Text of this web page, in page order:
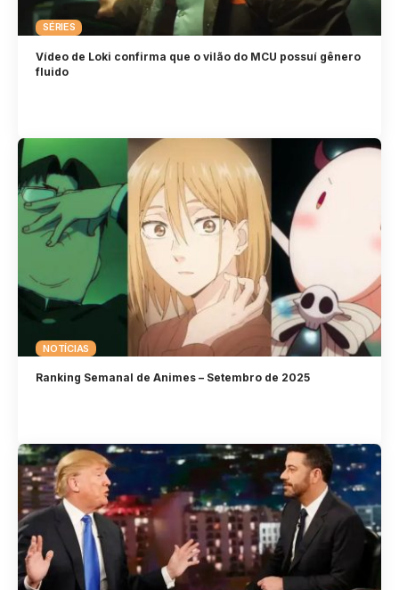
SÉRIES
Vídeo de Loki confirma que o vilão do MCU possuí gênero
fluido
NOTÍCIAS
Ranking Semanal de Animes – Setembro de 2025